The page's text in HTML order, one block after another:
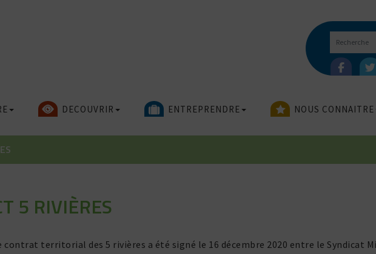
DECOUVRIR ENTREPRENDRE NOUS CONNAITRE
5 RIVIÈRES
contrat terri­to­rial des 5 rivières a été signé le 16 décembre 2020 entre le Syndicat